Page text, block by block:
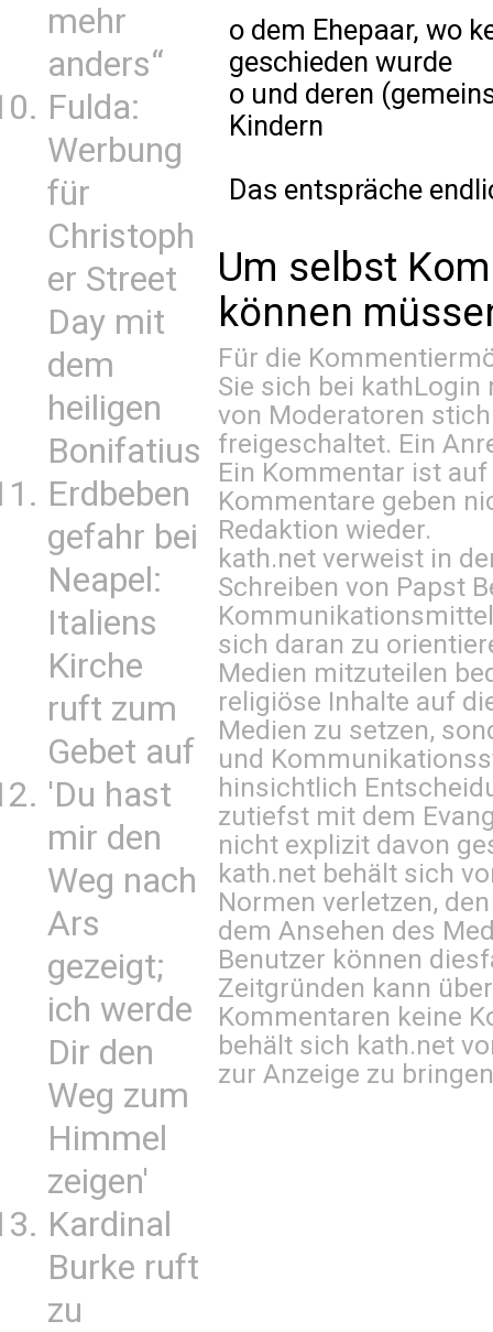
mehr
anders“
Fulda:
Werbung
für
Christoph
er Street
Day mit
dem
heiligen
Bonifatius
Erdbeben
gefahr bei
Neapel:
Italiens
Kirche
ruft zum
Gebet auf
'Du hast
mir den
Weg nach
Ars
gezeigt;
ich werde
Dir den
Weg zum
Himmel
zeigen'
Kardinal
Burke ruft
zu
o dem Ehepaar, wo
geschieden wurde
o und deren
Kindern
Das entspräche
Um selbst
können
Für die
Sie sich bei kathLogin
von Moderatoren
freigeschaltet. Ein
Ein Kommentar ist
Kommentare geben
Redaktion wieder.
kath.net verweist in
Schreiben von Papst
sich daran zu
Medien mitzuteilen
religiöse Inhalte auf
Medien zu setzen,
und
hinsichtlich
zutiefst mit dem
nicht explizit davon
kath.net behält sich
Normen verletzen,
dem Ansehen des
Benutzer können
Zeitgründen kann
Kommentaren keine
behält sich kath.net
zur Anzeige zu